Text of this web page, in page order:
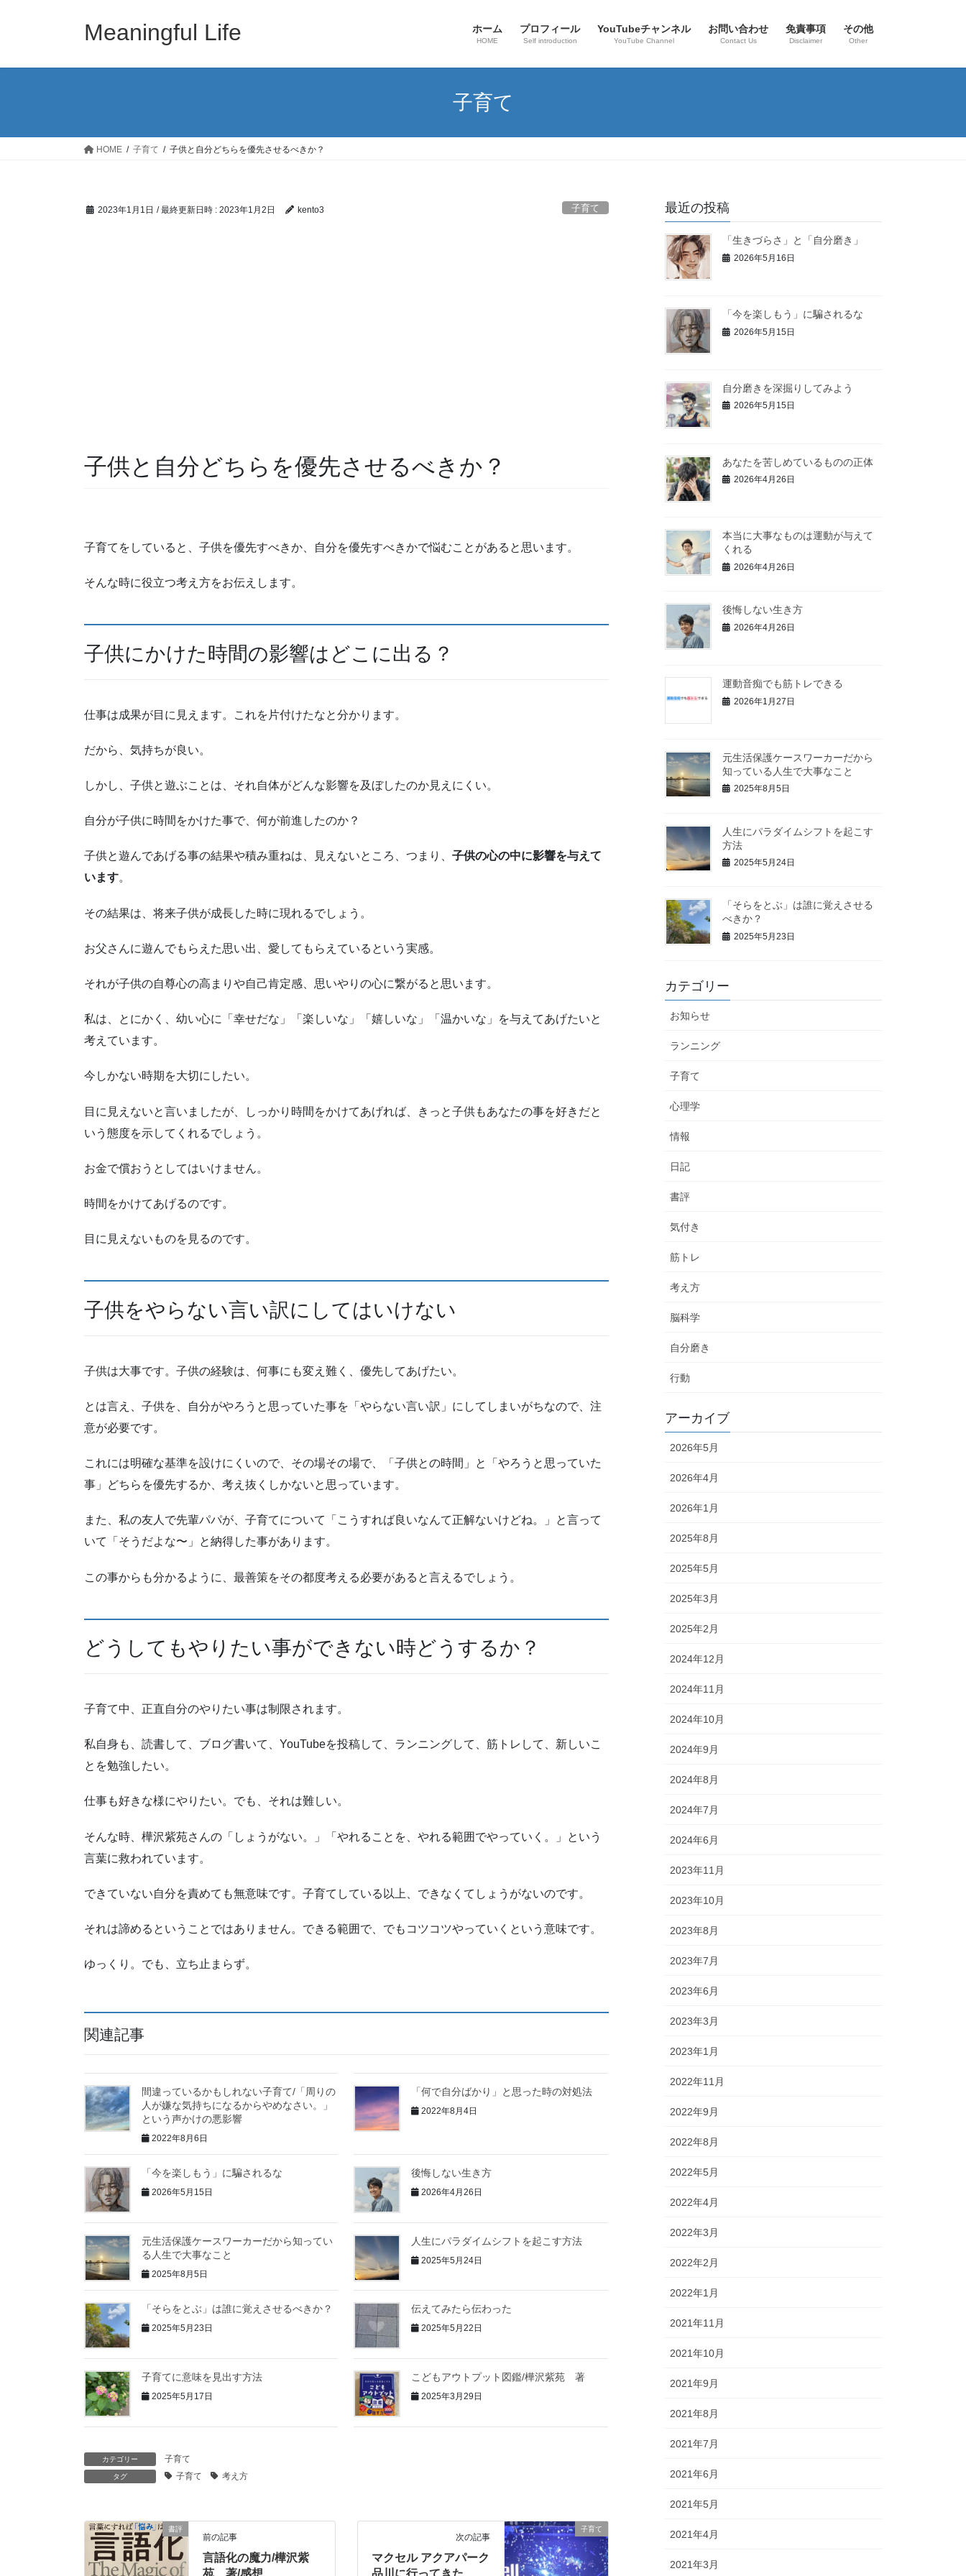
Meaningful Life ホーム
HOME
プロフィール
Self introduction
YouTubeチャンネル
YouTube Channel
お問い合わせ
Contact Us
免責事項
Disclaimer
その他
Other
子育て
HOME 子育て 子供と自分どちらを優先させるべきか？
2023年1月1日 / 最終更新日時 : 2023年1月2日 kento3 子育て
子供と自分どちらを優先させるべきか？
子育てをしていると、子供を優先すべきか、自分を優先すべきかで悩むことがあると思います。
そんな時に役立つ考え方をお伝えします。
子供にかけた時間の影響はどこに出る？
仕事は成果が目に見えます。これを片付けたなと分かります。
だから、気持ちが良い。
しかし、子供と遊ぶことは、それ自体がどんな影響を及ぼしたのか見えにくい。
自分が子供に時間をかけた事で、何が前進したのか？
子供と遊んであげる事の結果や積み重ねは、見えないところ、つまり、 子供の心の中に影響を与えて
います。
その結果は、将来子供が成長した時に現れるでしょう。
お父さんに遊んでもらえた思い出、愛してもらえているという実感。
それが子供の自尊心の高まりや自己肯定感、思いやりの心に繋がると思います。
私は、とにかく、幼い心に「幸せだな」「楽しいな」「嬉しいな」「温かいな」を与えてあげたいと
考えています。
今しかない時期を大切にしたい。
目に見えないと言いましたが、しっかり時間をかけてあげれば、きっと子供もあなたの事を好きだと
いう態度を示してくれるでしょう。
お金で償おうとしてはいけません。
時間をかけてあげるのです。
目に見えないものを見るのです。
子供をやらない言い訳にしてはいけない
子供は大事です。子供の経験は、何事にも変え難く、優先してあげたい。
とは言え、子供を、自分がやろうと思っていた事を「やらない言い訳」にしてしまいがちなので、注
意が必要です。
これには明確な基準を設けにくいので、その場その場で、「子供との時間」と「やろうと思っていた
事」どちらを優先するか、考え抜くしかないと思っています。
また、私の友人で先輩パパが、子育てについて「こうすれば良いなんて正解ないけどね。」と言って
いて「そうだよな〜」と納得した事があります。
この事からも分かるように、最善策をその都度考える必要があると言えるでしょう。
どうしてもやりたい事ができない時どうするか？
子育て中、正直自分のやりたい事は制限されます。
私自身も、読書して、ブログ書いて、YouTubeを投稿して、ランニングして、筋トレして、新しいこ
とを勉強したい。
仕事も好きな様にやりたい。でも、それは難しい。
そんな時、樺沢紫苑さんの「しょうがない。」「やれることを、やれる範囲でやっていく。」という
言葉に救われています。
できていない自分を責めても無意味です。子育てしている以上、できなくてしょうがないのです。
それは諦めるということではありません。できる範囲で、でもコツコツやっていくという意味です。
ゆっくり。でも、立ち止まらず。
関連記事
間違っているかもしれない子育て/「周りの
人が嫌な気持ちになるからやめなさい。」
という声かけの悪影響
2022年8月6日
「何で自分ばかり」と思った時の対処法
2022年8月4日
「今を楽しもう」に騙されるな
2026年5月15日
後悔しない生き方
2026年4月26日
元生活保護ケースワーカーだから知ってい
る人生で大事なこと
2025年8月5日
人生にパラダイムシフトを起こす方法
2025年5月24日
「そらをとぶ」は誰に覚えさせるべきか？
2025年5月23日
伝えてみたら伝わった
2025年5月22日
子育てに意味を見出す方法
2025年5月17日
こどもアウトプット図鑑/樺沢紫苑 著
2025年3月29日
カテゴリー 子育て
タグ 子育て 考え方
書評
前の記事
言語化の魔力/樺沢紫
苑 著/感想
子育て
次の記事
マクセル アクアパーク
品川に行ってきた
最近の投稿
「生きづらさ」と「自分磨き」
2026年5月16日
「今を楽しもう」に騙されるな
2026年5月15日
自分磨きを深掘りしてみよう
2026年5月15日
あなたを苦しめているものの正体
2026年4月26日
本当に大事なものは運動が与えて
くれる
2026年4月26日
後悔しない生き方
2026年4月26日
運動音痴でも筋トレできる
2026年1月27日
元生活保護ケースワーカーだから
知っている人生で大事なこと
2025年8月5日
人生にパラダイムシフトを起こす
方法
2025年5月24日
「そらをとぶ」は誰に覚えさせる
べきか？
2025年5月23日
カテゴリー
お知らせ
ランニング
子育て
心理学
情報
日記
書評
気付き
筋トレ
考え方
脳科学
自分磨き
行動
アーカイブ
2026年5月
2026年4月
2026年1月
2025年8月
2025年5月
2025年3月
2025年2月
2024年12月
2024年11月
2024年10月
2024年9月
2024年8月
2024年7月
2024年6月
2023年11月
2023年10月
2023年8月
2023年7月
2023年6月
2023年3月
2023年1月
2022年11月
2022年9月
2022年8月
2022年5月
2022年4月
2022年3月
2022年2月
2022年1月
2021年11月
2021年10月
2021年9月
2021年8月
2021年7月
2021年6月
2021年5月
2021年4月
2021年3月